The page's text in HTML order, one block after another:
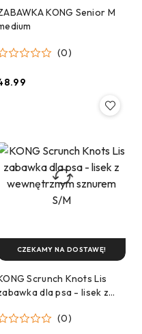
KONG Senior M
(0)
Cena:
Scrunch Knots Lis
dla psa - lisek z
(0)
CZEKAMY NA DOSTAWĘ!